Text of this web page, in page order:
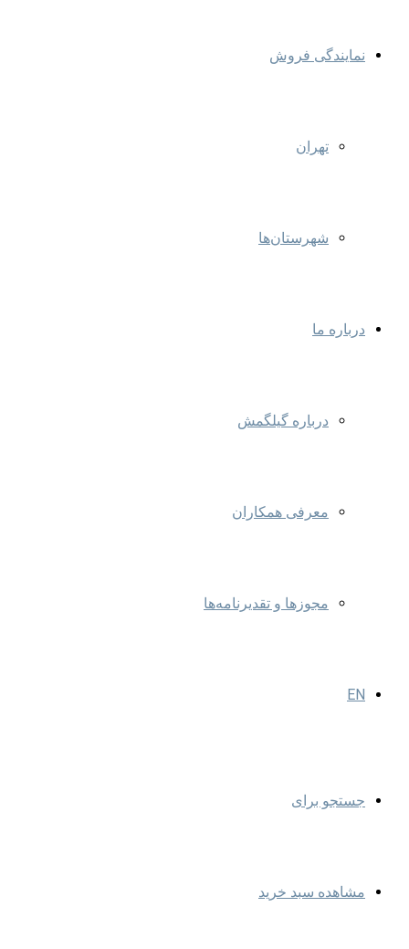
نمایندگی‌ فروش
تهران
شهرستان‌ها
درباره ما
درباره گیلگمش
معرفی همکاران
مجوزها و تقدیرنامه‌ها
EN
جستجو برای
مشاهده سبد خرید